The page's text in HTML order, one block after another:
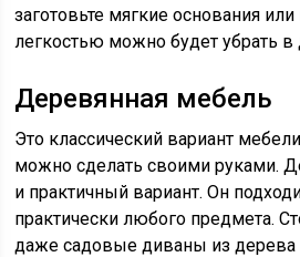
заготовьте мягкие основания
легкостью можно будет убрать в
Деревянная мебель
Это классический вариант
можно сделать своими руками.
и практичный вариант. Он
практически любого предмета.
даже садовые диваны из